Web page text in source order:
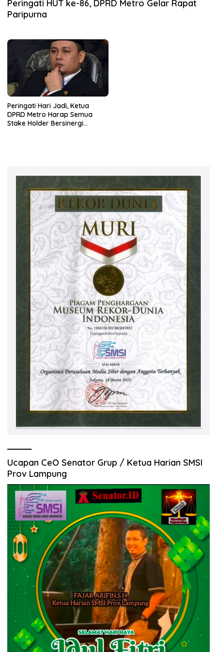
Peringati HUT ke-86, DPRD Metro Gelar Rapat
Paripurna
Peringati Hari Jadi, Ketua
DPRD Metro Harap Semua
Stake Holder Bersinergi
Ucapan CeO Senator Grup / Ketua Harian SMSI
Prov Lampung